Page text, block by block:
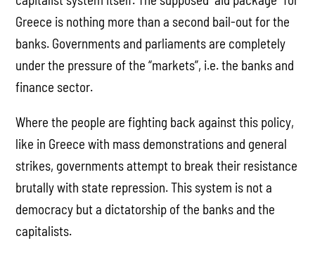
Greece is nothing more than a second bail-out for the
banks. Governments and parliaments are completely
under the pressure of the “markets”, i.e. the banks and
finance sector.
Where the people are fighting back against this policy,
like in Greece with mass demonstrations and general
strikes, governments attempt to break their resistance
brutally with state repression. This system is not a
democracy but a dictatorship of the banks and the
capitalists.